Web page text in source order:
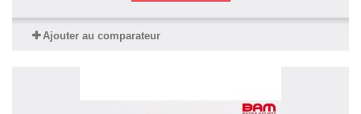
Ajouter au comparateur